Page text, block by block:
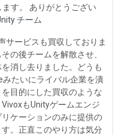
ます。 ありがとうござい
チーム
サービスも買収しておりま
の後チームを解散させ、
消し去りました。どうも
みたいにライバル企業を潰
目的にした買収のような
もUnityゲームエンジ
ケーションのみに提供の
。正直このやり方は気分